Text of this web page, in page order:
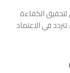
الكفاءة
في الاعتماد